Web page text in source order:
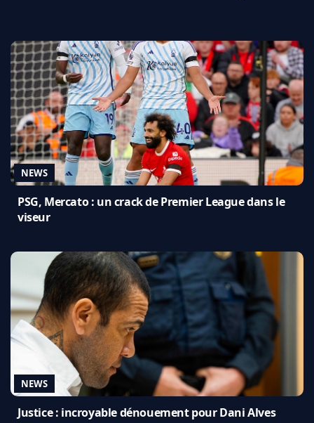
NEWS
PSG, Mercato : un crack de Premier League dans le
viseur
NEWS
Justice : incroyable dénouement pour Dani Alves